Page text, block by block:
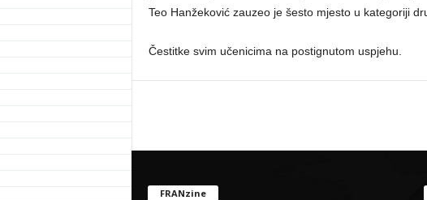
Teo Hanžeković zauzeo je šesto mjesto u kategoriji
Čestitke svim učenicima na postignutom uspjehu.
FRANzine